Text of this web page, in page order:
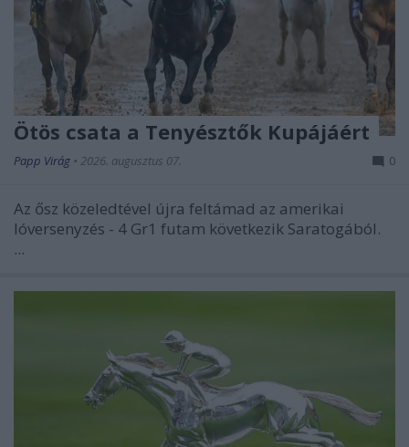
Ötös csata a Tenyésztők Kupájáért
Papp Virág • 2026. augusztus 07. 0
Az ősz közeledtével újra feltámad az amerikai
lóversenyzés - 4 Gr1 futam következik Saratogából.
...